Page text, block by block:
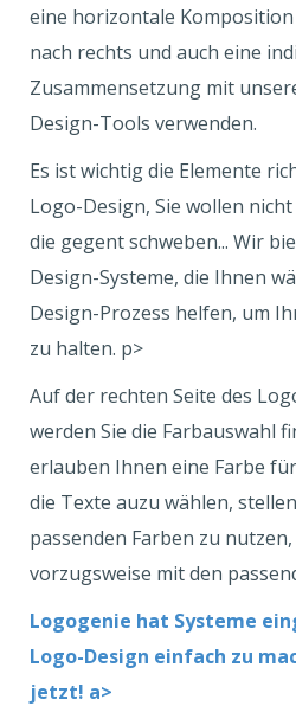
eine horizontale
nach rechts und auch eine
Zusammensetzung mit
Design-Tools verwenden.
Es ist wichtig die Elemente
Logo-Design, Sie wollen
die gegent schweben... Wir
Design-Systeme, die Ihnen
Design-Prozess helfen, um
zu halten. p>
Auf der rechten Seite des
werden Sie die Farbauswahl
erlauben Ihnen eine Farbe
die Texte auzu wählen,
passenden Farben zu
vorzugsweise mit den
Logogenie hat Systeme
Logo-Design einfach zu
jetzt! a>